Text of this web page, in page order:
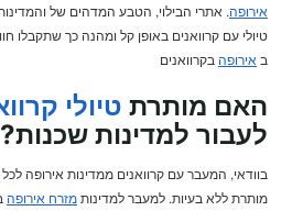
אירופה. אתרי הבילוי, הטבע המדהים של
טיולי עם קרוואנים באופן קל ומהנה כך שתקבלו
ב אירופה בקרוואנים
האם מותרת טיולי
לעבור למדינות שכנות?
בוודאי, המעבר עם קרוואנים ממדינות אירופה
מותרת ללא בעיות. למעבר למדינותמזרח אירופה